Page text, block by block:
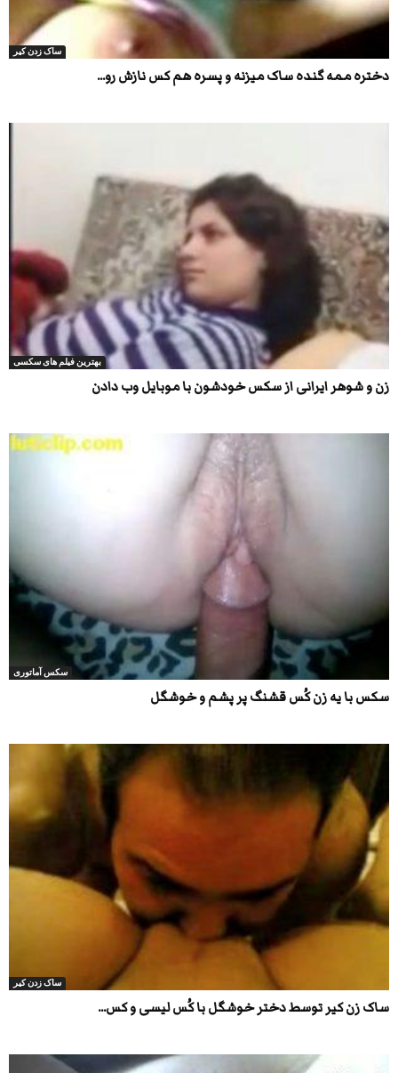
ساک زدن کیر
دختره ممه گنده ساک میزنه و پسره هم کس نازش رو...
بهترین فیلم های سکسی
زن و شوهر ایرانی از سکس خودشون با موبایل وب دادن
سکس آماتوری
سکس با یه زن کُس قشنگ پر پشم و خوشگل
ساک زدن کیر
ساک زن کیر توسط دختر خوشگل با کُس لیسی و کس...